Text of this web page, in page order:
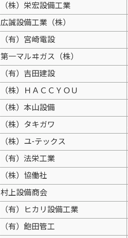
（株）栄宏設備工業
広誠設備工業（株）
（有）宮崎電設
第一マルヰガス（株）
（有）吉田建設
（株）ＨＡＣＣＹＯＵ
（株）本山設備
（株）タキガワ
（株）ユ-テックス
（有）法栄工業
（株）協働社
村上設備商会
（有）ヒカリ設備工業
（有）飽田管工